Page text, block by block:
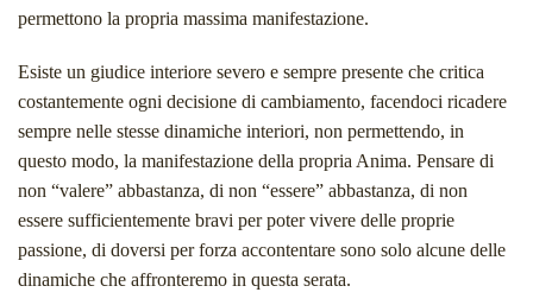
permettono la propria massima manifestazione.
Esiste un giudice interiore severo e sempre presente che critica
costantemente ogni decisione di cambiamento, facendoci ricadere
sempre nelle stesse dinamiche interiori, non permettendo, in
questo modo, la manifestazione della propria Anima. Pensare di
non “valere” abbastanza, di non “essere” abbastanza, di non
essere sufficientemente bravi per poter vivere delle proprie
passione, di doversi per forza accontentare sono solo alcune delle
dinamiche che affronteremo in questa serata.